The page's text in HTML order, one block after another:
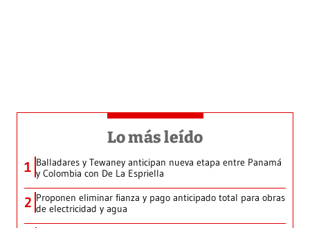
Lo más leído
1 Balladares y Tewaney anticipan nueva etapa entre Panamá
y Colombia con De La Espriella
2 Proponen eliminar fianza y pago anticipado total para obras
de electricidad y agua